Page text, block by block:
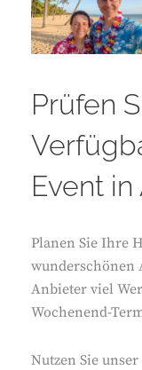
Prüfen
Event
Planen Sie Ihre
wunderschönen
Anbieter viel
Wochenend-
Nutzen Sie